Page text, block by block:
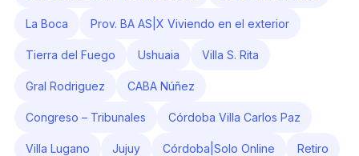
La Boca Prov. BA AS|X Viviendo en el exterior
Tierra del Fuego Ushuaia Villa S. Rita
Gral Rodriguez CABA Núñez
Congreso – Tribunales Córdoba Villa Carlos Paz
Villa Lugano Jujuy Córdoba|Solo Online Retiro